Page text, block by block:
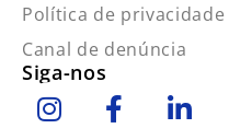
Política de privacidade
Canal de denúncia
Siga-nos